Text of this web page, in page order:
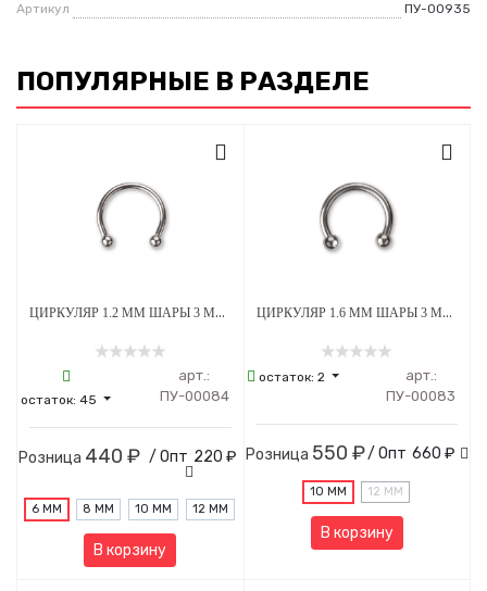
Артикул ПУ-00935
ПОПУЛЯРНЫЕ В РАЗДЕЛЕ
ЦИРКУЛЯР 1.2 ММ ШАРЫ 3 ММ ВНУТРЕННЯЯ РЕЗЬБА ТИТАН
остаток:45
арт.:
ПУ-00084
Розница 440 ₽ / Опт 220 ₽
6 ММ 8 ММ 10 ММ 12 ММ
В корзину
ЦИРКУЛЯР 1.6 ММ ШАРЫ 3 ММ ТИТАН
остаток: 2
арт.:
ПУ-00083
Розница 550 ₽/ Опт 660 ₽
10 ММ 12 ММ
В корзину